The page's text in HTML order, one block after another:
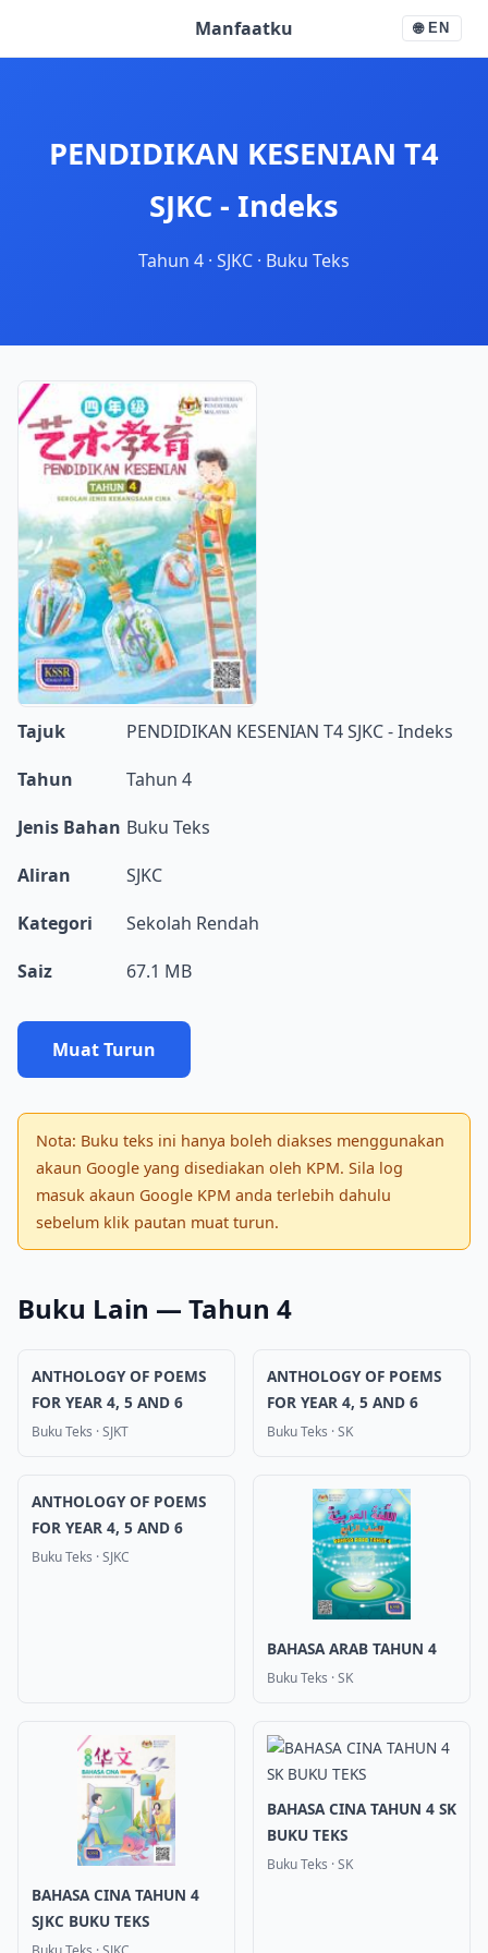
Manfaatku 🌐 EN
PENDIDIKAN KESENIAN T4
SJKC - Indeks
Tahun 4 · SJKC · Buku Teks
Tajuk
PENDIDIKAN KESENIAN T4 SJKC - Indeks
Tahun
Tahun 4
Jenis Bahan Buku Teks
Aliran
SJKC
Kategori
Sekolah Rendah
Saiz
67.1 MB
Muat Turun
Nota: Buku teks ini hanya boleh diakses menggunakan
akaun Google yang disediakan oleh KPM. Sila log
masuk akaun Google KPM anda terlebih dahulu
sebelum klik pautan muat turun.
Buku Lain — Tahun 4
ANTHOLOGY OF POEMS
FOR YEAR 4, 5 AND 6
Buku Teks ·SJKT
ANTHOLOGY OF POEMS
FOR YEAR 4, 5 AND 6
Buku Teks ·SK
ANTHOLOGY OF POEMS
FOR YEAR 4, 5 AND 6
Buku Teks ·SJKC
BAHASA ARAB TAHUN 4
Buku Teks ·SK
BAHASA CINA TAHUN 4
SJKC BUKU TEKS
BAHASA CINA TAHUN 4 SK
BUKU TEKS
Buku Teks ·SK